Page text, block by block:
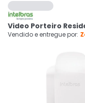
 Departamentos
Cupons
Ativar tradutor
Video Porteiro
Vendido e entregue por: